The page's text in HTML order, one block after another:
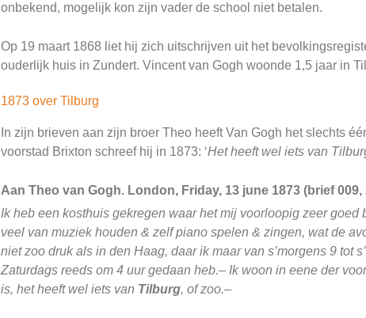
onbekend, mogelijk kon zijn vader de school niet betalen.
Op 19 maart 1868 liet hij zich uitschrijven uit het
ouderlijk huis in Zundert. Vincent van Gogh woonde 1,5 jaar in
1873 over Tilburg
In zijn brieven aan zijn broer Theo heeft Van Gogh het slechts
voorstad Brixton schreef hij in 1873: ‘Het heeft wel iets van
Aan Theo van Gogh. London, Friday, 13 june 1873 (brief
Ik heb een kosthuis gekregen waar het mij voorloopig zeer
veel van muziek houden & zelf piano spelen & zingen, wat de
niet zoo druk als in den Haag, daar ik maar van s’morgens 9 tot
Zaturdags reeds om 4 uur gedaan heb.– Ik woon in eene der
is, het heeft wel iets van Tilburg, of zoo.–